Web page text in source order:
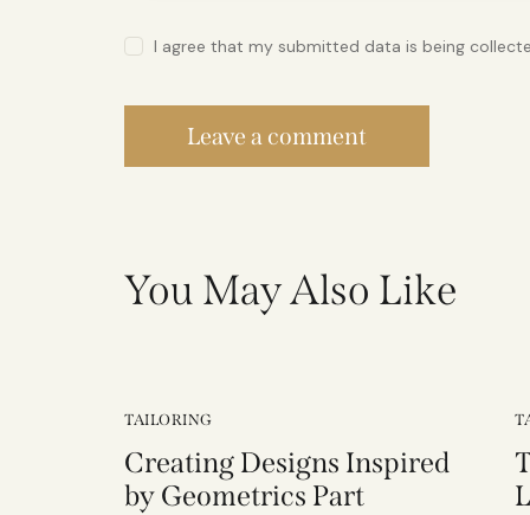
I agree that my submitted data is being
You May Also Like
TAILORING
Creating Designs Inspired
by Geometrics Part